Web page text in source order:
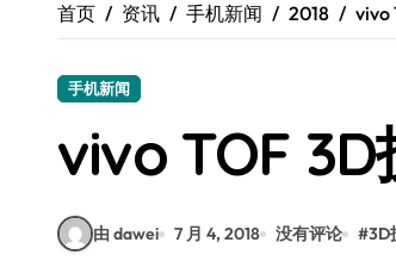
iPhone 17e重磅来袭！
首页 资讯 手机新闻 2018 vivo
手机新闻
vivo TOF
由 dawei 7 月 4, 2018 没有评论 #3D